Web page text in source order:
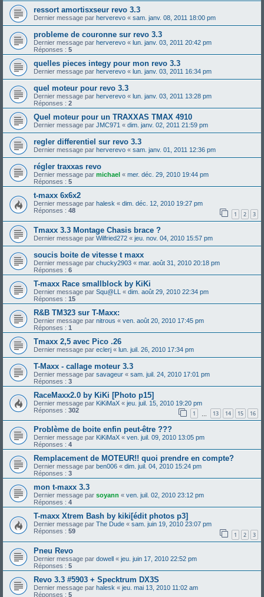
ressort amortisxseur revo 3.3
Dernier message par herverevo « sam. janv. 08, 2011 18:00 pm
probleme de couronne sur revo 3.3
Dernier message par herverevo « lun. janv. 03, 2011 20:42 pm
Réponses : 5
quelles pieces integy pour mon revo 3.3
Dernier message par herverevo « lun. janv. 03, 2011 16:34 pm
quel moteur pour revo 3.3
Dernier message par herverevo « lun. janv. 03, 2011 13:28 pm
Réponses : 2
Quel moteur pour un TRAXXAS TMAX 4910
Dernier message par JMC971 « dim. janv. 02, 2011 21:59 pm
regler differentiel sur revo 3.3
Dernier message par herverevo « sam. janv. 01, 2011 12:36 pm
régler traxxas revo
Dernier message par michael « mer. déc. 29, 2010 19:44 pm
Réponses : 5
t-maxx 6x6x2
Dernier message par halesk « dim. déc. 12, 2010 19:27 pm
Réponses : 48 1 2 3
Tmaxx 3.3 Montage Chasis brace ?
Dernier message par Wilfried272 « jeu. nov. 04, 2010 15:57 pm
soucis boite de vitesse t maxx
Dernier message par chucky2903 « mar. août 31, 2010 20:18 pm
Réponses : 6
T-maxx Race smallblock by KiKi
Dernier message par Squ@LL « dim. août 29, 2010 22:34 pm
Réponses : 15
R&B TM323 sur T-Maxx:
Dernier message par nitrous « ven. août 20, 2010 17:45 pm
Réponses : 1
Tmaxx 2,5 avec Pico .26
Dernier message par eclerj « lun. juil. 26, 2010 17:34 pm
T-Maxx - callage moteur 3.3
Dernier message par savageur « sam. juil. 24, 2010 17:01 pm
Réponses : 3
RaceMaxx2.0 by KiKi [Photo p15]
Dernier message par KiKiMaX « jeu. juil. 15, 2010 19:20 pm
Réponses : 302 1 13 14 15 16
Problème de boite enfin peut-être ???
Dernier message par KiKiMaX « ven. juil. 09, 2010 13:05 pm
Réponses : 4
Remplacement de MOTEUR!! quoi prendre en compte?
Dernier message par ben006 « dim. juil. 04, 2010 15:24 pm
Réponses : 3
mon t-maxx 3.3
Dernier message par soyann « ven. juil. 02, 2010 23:12 pm
Réponses : 4
T-maxx Xtrem Bash by kiki[édit photos p3]
Dernier message par The Dude « sam. juin 19, 2010 23:07 pm
Réponses : 59 1 2 3
Pneu Revo
Dernier message par dowell « jeu. juin 17, 2010 22:52 pm
Réponses : 5
Revo 3.3 #5903 + Specktrum DX3S
Dernier message par halesk « jeu. mai 13, 2010 11:02 am
Réponses : 5